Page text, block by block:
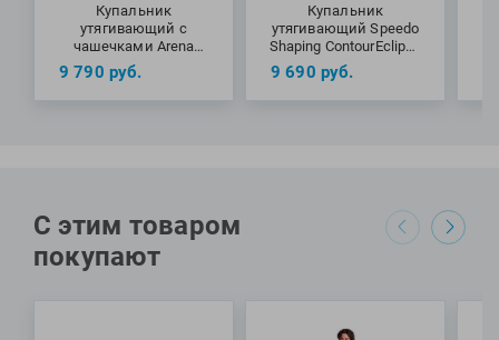
Купальник
утягивающий с
чашечками Arena
Rosalba U Back B Cup
9 790 руб.
Купальник
утягивающий Speedo
Shaping ContourEclipse
Printed Swimsuit
9 690 руб.
С этим товаром
покупают